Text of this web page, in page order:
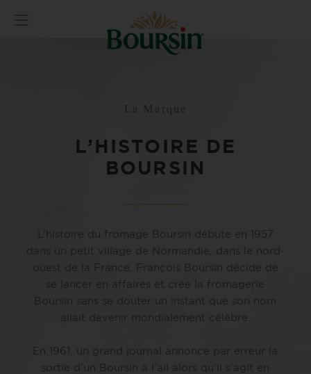
La Marque
L’HISTOIRE DE
BOURSIN
L’histoire du fromage Boursin débute en 1957
dans un petit village de Normandie, dans le nord-
ouest de la France. François Boursin décide de
se lancer en affaires et crée la fromagerie
Boursin sans se douter un instant que son nom
allait devenir mondialement célèbre.
En 1961, un grand journal annonce par erreur la
sortie d’un Boursin à l’ail alors qu’il s’agit en